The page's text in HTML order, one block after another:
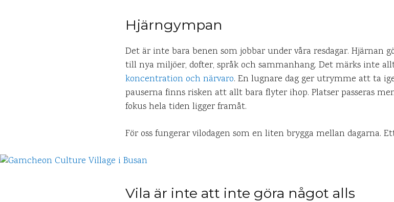
Hjärngympan
Det är inte bara benen som jobbar under våra resdagar. Hjärnan
till nya miljöer, dofter, språk och sammanhang. Det märks inte
koncentration och närvaro. En lugnare dag ger utrymme att ta
pauserna finns risken att allt bara flyter ihop. Platser passeras
fokus hela tiden ligger framåt.
För oss fungerar vilodagen som en liten brygga mellan dagarna.
Vila är inte att inte göra något alls